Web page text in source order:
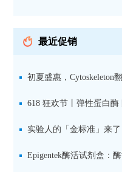
最近促销
初夏盛惠，Cytoskeleton
品线放价啦！
618 狂欢节丨弹性蛋白酶
实验人的「金标准」来了
限时一口价，手慢无！
Epigentek酶活试剂盒：